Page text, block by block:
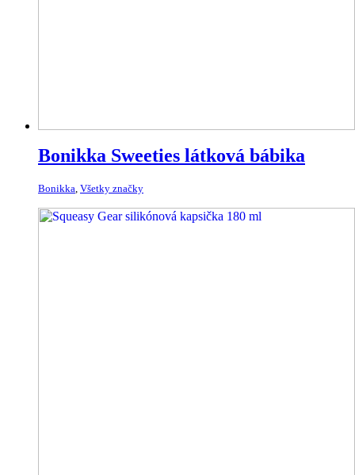
Bonikka Sweeties látková bábika
Bonikka, Všetky značky